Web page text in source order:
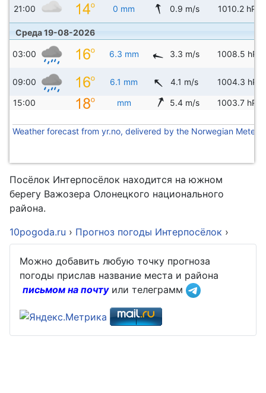
21:00 0 mm 0.9 m/s 1010.2 hPa
Среда 19-08-2026
03:00 6.3 mm 3.3 m/s 1008.5 hPa
09:00 6.1 mm 4.1 m/s 1004.3 hPa
15:00 mm 5.4 m/s 1003.7 hPa
Weather forecast from yr.no, delivered by the Norwegian
Посёлок Интерпосёлок находится на южном
берегу Важозера Олонецкого национального
района.
10pogoda.ru › Прогноз погоды Интерпосёлок ›
Можно добавить любую точку прогноза
погоды прислав название места и района
письмом на почтуили телеграмм